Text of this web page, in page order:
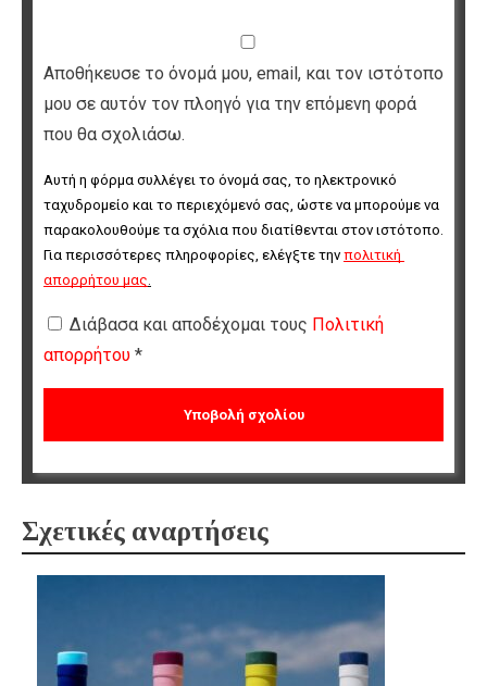
Αποθήκευσε το όνομά μου, email, και τον ιστότοπο
μου σε αυτόν τον πλοηγό για την επόμενη φορά
που θα σχολιάσω.
Αυτή η φόρμα συλλέγει το όνομά σας, το ηλεκτρονικό
ταχυδρομείο και το περιεχόμενό σας, ώστε να μπορούμε να
παρακολουθούμε τα σχόλια που διατίθενται στον ιστότοπο.
Για περισσότερες πληροφορίες, ελέγξτε την πολιτική
απορρήτου μας
Διάβασα και αποδέχομαι τους Πολιτική
απορρήτου *
Σχετικές αναρτήσεις